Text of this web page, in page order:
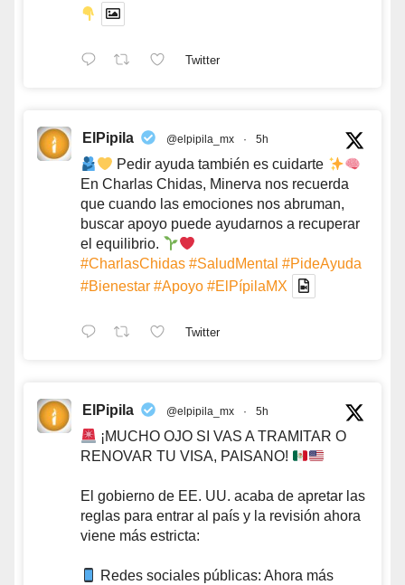
Twitter
ElPipila @elpipila_mx · 5h
Pedir ayuda también es cuidarte
En Charlas Chidas, Minerva nos recuerda
que cuando las emociones nos abruman,
buscar apoyo puede ayudarnos a recuperar
el equilibrio.
#CharlasChidas #SaludMental #PideAyuda
#Bienestar #Apoyo #ElPípilaMX
Twitter
ElPipila @elpipila_mx · 5h
¡MUCHO OJO SI VAS A TRAMITAR O
RENOVAR TU VISA, PAISANO!
El gobierno de EE. UU. acaba de apretar las
reglas para entrar al país y la revisión ahora
viene más estricta:
Redes sociales públicas: Ahora más